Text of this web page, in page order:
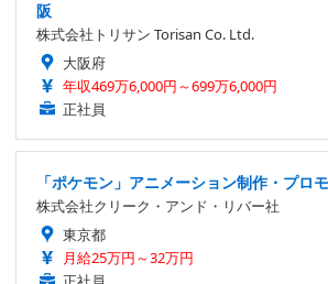
阪
株式会社トリサン Torisan Co. Ltd.
大阪府
年収469万6,000円～699万6,000円
正社員
「ポケモン」アニメーション制作・プロ
株式会社クリーク・アンド・リバー社
東京都
月給25万円～32万円